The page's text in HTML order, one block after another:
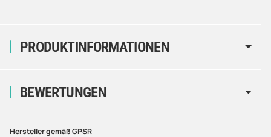
PRODUKTINFORMATIONEN
BEWERTUNGEN
Hersteller gemäß GPSR